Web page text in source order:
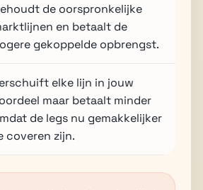
de oorspronkelijke
en betaalt de
gekoppelde opbrengst.
elke lijn in jouw
maar betaalt minder
de legs nu gemakkelijker
coveren zijn.